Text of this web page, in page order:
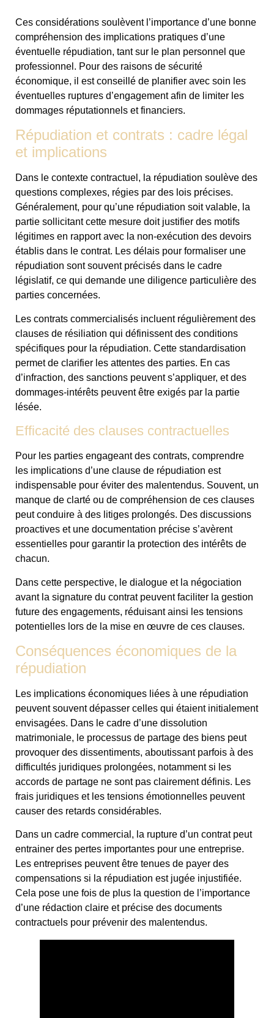
Ces considérations soulèvent l’importance d’une bonne
compréhension des implications pratiques d’une
éventuelle répudiation, tant sur le plan personnel que
professionnel. Pour des raisons de sécurité
économique, il est conseillé de planifier avec soin les
éventuelles ruptures d’engagement afin de limiter les
dommages réputationnels et financiers.
Répudiation et contrats : cadre légal
et implications
Dans le contexte contractuel, la répudiation soulève des
questions complexes, régies par des lois précises.
Généralement, pour qu’une répudiation soit valable, la
partie sollicitant cette mesure doit justifier des motifs
légitimes en rapport avec la non-exécution des devoirs
établis dans le contrat. Les délais pour formaliser une
répudiation sont souvent précisés dans le cadre
législatif, ce qui demande une diligence particulière des
parties concernées.
Les contrats commercialisés incluent régulièrement des
clauses de résiliation qui définissent des conditions
spécifiques pour la répudiation. Cette standardisation
permet de clarifier les attentes des parties. En cas
d’infraction, des sanctions peuvent s’appliquer, et des
dommages-intérêts peuvent être exigés par la partie
lésée.
Efficacité des clauses contractuelles
Pour les parties engageant des contrats, comprendre
les implications d’une clause de répudiation est
indispensable pour éviter des malentendus. Souvent, un
manque de clarté ou de compréhension de ces clauses
peut conduire à des litiges prolongés. Des discussions
proactives et une documentation précise s’avèrent
essentielles pour garantir la protection des intérêts de
chacun.
Dans cette perspective, le dialogue et la négociation
avant la signature du contrat peuvent faciliter la gestion
future des engagements, réduisant ainsi les tensions
potentielles lors de la mise en œuvre de ces clauses.
Conséquences économiques de la
répudiation
Les implications économiques liées à une répudiation
peuvent souvent dépasser celles qui étaient initialement
envisagées. Dans le cadre d’une dissolution
matrimoniale, le processus de partage des biens peut
provoquer des dissentiments, aboutissant parfois à des
difficultés juridiques prolongées, notamment si les
accords de partage ne sont pas clairement définis. Les
frais juridiques et les tensions émotionnelles peuvent
causer des retards considérables.
Dans un cadre commercial, la rupture d’un contrat peut
entrainer des pertes importantes pour une entreprise.
Les entreprises peuvent être tenues de payer des
compensations si la répudiation est jugée injustifiée.
Cela pose une fois de plus la question de l’importance
d’une rédaction claire et précise des documents
contractuels pour prévenir des malentendus.